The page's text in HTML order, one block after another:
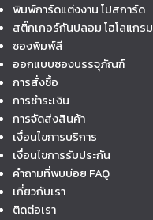
พิมพ์การ์ดแต่งงาน โปสการ์ด
สติ๊กเกอร์กันปลอม โฮโลแกรม
ซองพิมพ์สี
ออกแบบซองบรรจุภัณฑ์
การสั่งซื้อ
การชำระเงิน
การจัดส่งสินค้า
เงื่อนไขการบริการ
เงื่อนไขการรับประกัน
คำถามที่พบบ่อย FAQ
เกี่ยวกับเรา
ติดต่อเรา